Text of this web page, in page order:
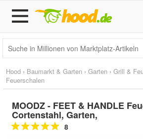
Hood › Baumarkt & Garten › Garten › Grill &
Feuerschalen
MOODZ - FEET & HANDLE
Cortenstahl, Garten,
8